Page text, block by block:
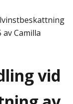
Camilla
vid